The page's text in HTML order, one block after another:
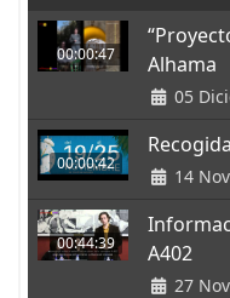
00:00:47
Alhama
05
00:00:42
14
00:44:39
A402
27